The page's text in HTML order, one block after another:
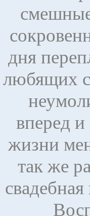
дня
любящих
вперед
жизни
так же